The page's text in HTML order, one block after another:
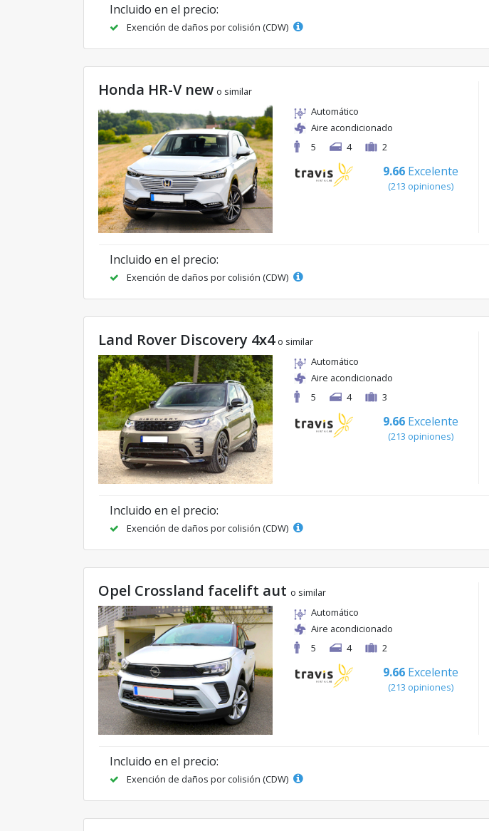
Incluido en el precio:
Exención de daños por colisión (CDW)
Honda HR-V new o similar
Automático
Aire acondicionado
5
4 2
9.66 Excelente
(213 opiniones)
Incluido en el precio:
Exención de daños por colisión (CDW)
Land Rover Discovery 4x4 o similar
Automático
Aire acondicionado
5
4 3
9.66 Excelente
(213 opiniones)
Incluido en el precio:
Exención de daños por colisión (CDW)
Opel Crossland facelift aut o similar
Automático
Aire acondicionado
5
4 2
9.66 Excelente
(213 opiniones)
Incluido en el precio:
Exención de daños por colisión (CDW)